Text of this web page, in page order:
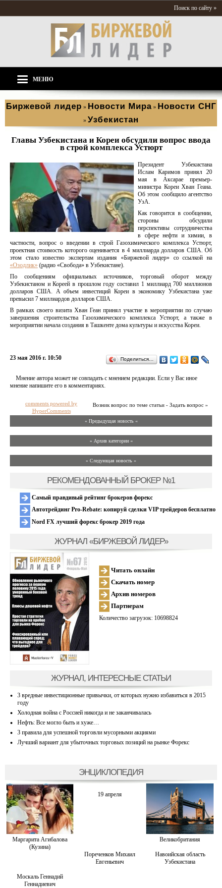
Поиск по сайту »
МЕНЮ
Биржевой лидер » Новости Мира » Новости СНГ
» Узбекистан
Главы Узбекистана и Кореи обсудили вопрос ввода
в строй комплекса Устюрт
Президент Узбекистана
Ислам Каримов принял 20
мая в Аксарае премьер-
министра Кореи Хван Геана.
Об этом сообщило агентство
УзА.
Как говорится в сообщении,
стороны обсудили
перспективы сотрудничества
в сфере нефти и химии, в
частности, вопрос о введении в строй Газохимического комплекса Устюрт,
проектная стоимость которого оценивается в 4 миллиарда долларов США. Об
этом стало известно экспертам издания «Биржевой лидер» со ссылкой на
«Озодлик» (радио «Свобода» в Узбекистане).
По сообщениям официальных источников, торговый оборот между
Узбекистаном и Кореей в прошлом году составил 1 миллиард 700 миллионов
долларов США. А объем инвестиций Кореи в экономику Узбекистана уже
превысил 7 миллиардов долларов США.
В рамках своего визита Хван Геан принял участие в мероприятии по случаю
завершения строительства Газохимического комплекса Устюрт, а также в
мероприятии начала создания в Ташкенте дома культуры и искусства Кореи.
23 мая 2016 г. 10:50 Поделиться…
Мнение автора может не совпадать с мнением редакции. Если у Вас иное
мнение напишите его в комментариях.
Возник вопрос по теме статьи - Задать вопрос »
comments powered by
HyperComments
« Предыдущая новость «
» Архив категории «
» Следующая новость »
РЕКОМЕНДОВАННЫЙ БРОКЕР №1
Самый правдивый рейтинг брокеров форекс
Автотрейдинг Pro-Rebate: копируй сделки VIP трейдеров бесплатно
Nord FX лучший форекс брокер 2019 года
ЖУРНАЛ «БИРЖЕВОЙ ЛИДЕР»
Читать онлайн
Скачать номер
Архив номеров
Партнерам
Количество загрузок: 10698824
ЖУРНАЛ, ИНТЕРЕСНЫЕ СТАТЬИ
3 вредные инвестиционные привычки, от которых нужно избавиться в 2015
году
Холодная война с Россией никогда и не заканчивалась
Нефть: Все могло быть и хуже…
3 правила для успешной торговли мусорными акциями
Лучший вариант для убыточных торговых позиций на рынке Форекс
ЭНЦИКЛОПЕДИЯ
Маргарита Агибалова
(Кузина)
19 апреля
Великобритания
Пореченков Михаил
Евгеньевич
Навоийская область
Узбекистана
Москаль Геннадий
Геннадиевич